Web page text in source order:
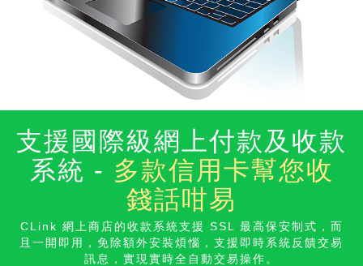
支援國際級網上付款及收款
系統 - 多款信用卡幫您收
錢話咁易
CLink 網上商店的收款系統支援 SSL 最高保安制式，而
且一開即用，免除額外安裝煩惱，支援即時系統反饋交易
訊息，實現實時全自動交易操作。